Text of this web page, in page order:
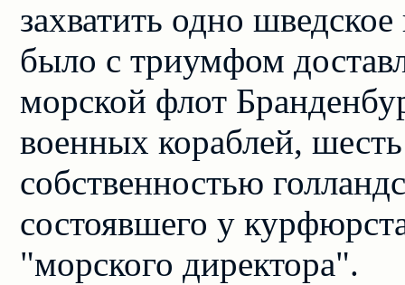
захватить одно
было с триумфом
морской флот
военных кораблей,
собственностью
состоявшего у
"морского директора".